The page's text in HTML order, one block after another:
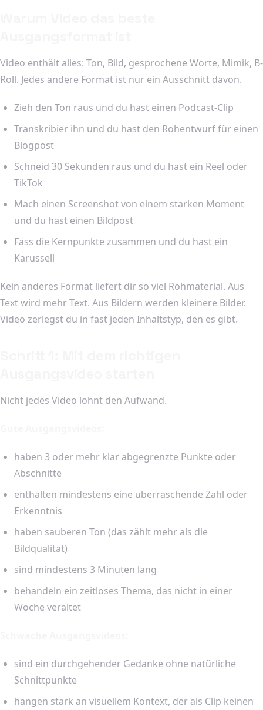
Video enthält alles: Ton, Bild, gesprochene Worte, Mimik, B-
Roll. Jedes andere Format ist nur ein Ausschnitt davon.
Zieh den Ton raus und du hast einen Podcast-Clip
Transkribier ihn und du hast den Rohentwurf für einen
Blogpost
Schneid 30 Sekunden raus und du hast ein Reel oder
TikTok
Mach einen Screenshot von einem starken Moment
und du hast einen Bildpost
Fass die Kernpunkte zusammen und du hast ein
Karussell
Kein anderes Format liefert dir so viel Rohmaterial. Aus
Text wird mehr Text. Aus Bildern werden kleinere Bilder.
Video zerlegst du in fast jeden Inhaltstyp, den es gibt.
Nicht jedes Video lohnt den Aufwand.
haben 3 oder mehr klar abgegrenzte Punkte oder
Abschnitte
enthalten mindestens eine überraschende Zahl oder
Erkenntnis
haben sauberen Ton (das zählt mehr als die
Bildqualität)
sind mindestens 3 Minuten lang
behandeln ein zeitloses Thema, das nicht in einer
Woche veraltet
sind ein durchgehender Gedanke ohne natürliche
Schnittpunkte
hängen stark an visuellem Kontext, der als Clip keinen